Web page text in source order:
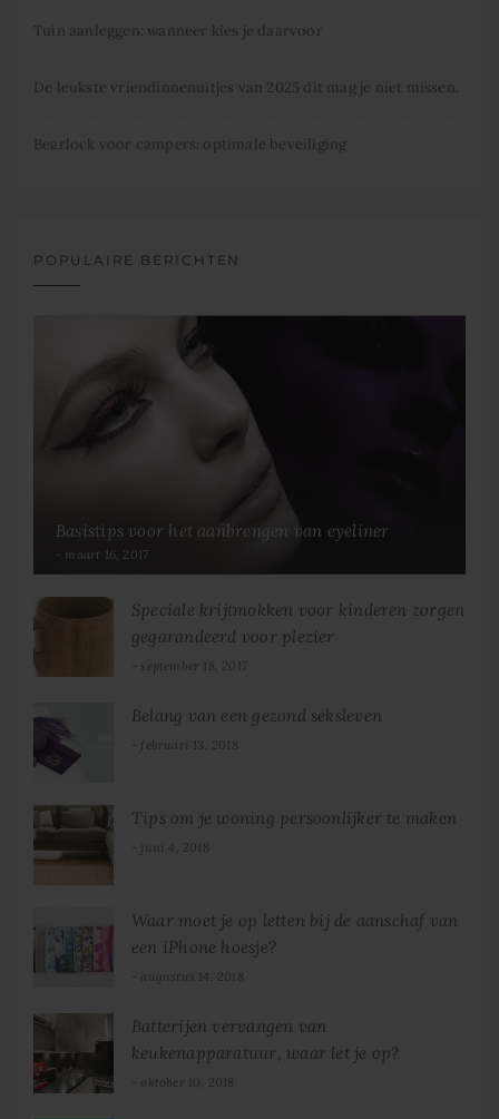
Tuin aanleggen: wanneer kies je daarvoor
De leukste vriendinnenuitjes van 2025 dit mag je niet missen.
Bearlock voor campers: optimale beveiliging
POPULAIRE BERICHTEN
Basistips voor het aanbrengen van eyeliner
maart 16, 2017
Speciale krijtmokken voor kinderen zorgen
gegarandeerd voor plezier
september 18, 2017
Belang van een gezond seksleven
februari 13, 2018
Tips om je woning persoonlijker te maken
juni 4, 2018
Waar moet je op letten bij de aanschaf van
een iPhone hoesje?
augustus 14, 2018
Batterijen vervangen van
keukenapparatuur, waar let je op?
oktober 10, 2018